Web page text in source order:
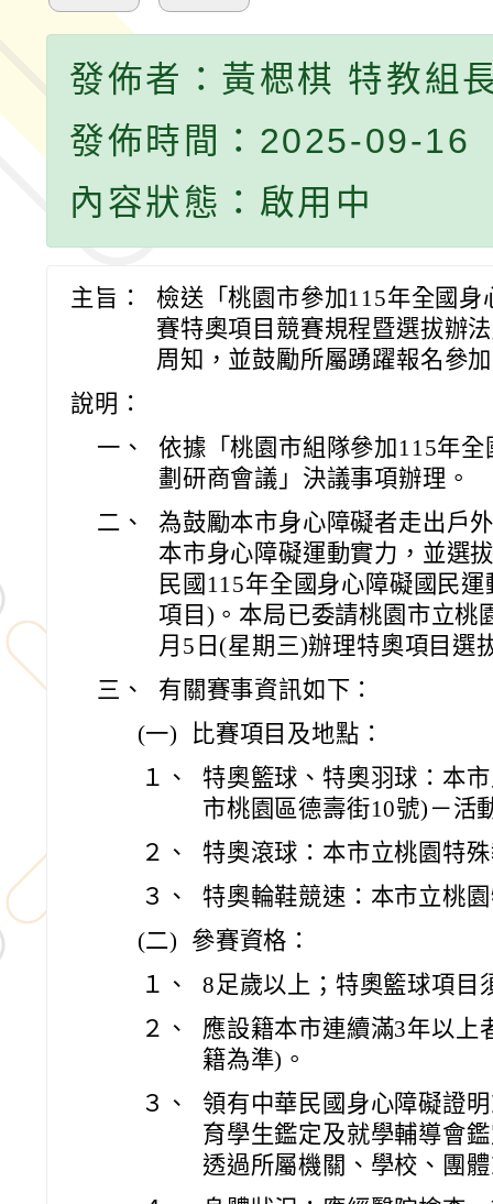
發佈者：黃楒棋 特教組
發佈時間：2025-09-16
內容狀態：啟用中
主旨：
檢送「桃園市參加115年全國
賽特奧項目競賽規程暨選拔辦
周知，並鼓勵所屬踴躍報名參
說明：
一、
依據「桃園市組隊參加115年
劃研商會議」決議事項辦理。
二、
為鼓勵本市身心障礙者走出戶
本市身心障礙運動實力，並選
民國115年全國身心障礙國民
項目)。本局已委請桃園市立桃
月5日(星期三)辦理特奧項目選
三、
有關賽事資訊如下：
(一)
比賽項目及地點：
１、
特奧籃球、特奧羽球：本
市桃園區德壽街10號)－活
２、
特奧滾球：本市立桃園特
３、
特奧輪鞋競速：本市立桃
(二)
參賽資格：
１、
8足歲以上；特奧籃球項目
２、
應設籍本市連續滿3年以上
籍為準)。
３、
領有中華民國身心障礙證
育學生鑑定及就學輔導會
透過所屬機關、學校、團